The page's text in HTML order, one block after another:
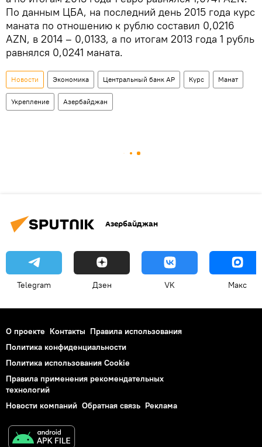
По данным ЦБА, на последний день 2015 года курс
маната по отношению к рублю составил 0,0216
AZN, в 2014 – 0,0133, а по итогам 2013 года 1 рубль
равнялся 0,0241 маната.
Новости Экономика Центральный банк АР Курс Манат
Укрепление Азербайджан
Азербайджан
Telegram Дзен VK Макс
О проекте Контакты Правила использования
Политика конфиденциальности
Политика использования Cookie
Правила применения рекомендательных
технологий
Новости компаний Обратная связь Реклама